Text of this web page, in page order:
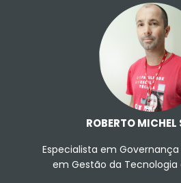
ROBERTO MICHEL
Especialista em
em Gestão da
Currículo